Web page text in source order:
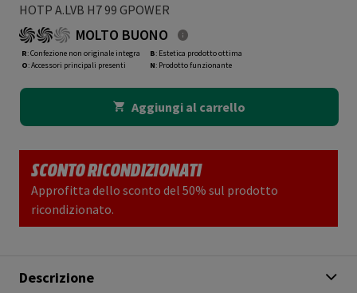
HOTP A.LVB H7 99 GPOWER
MOLTO BUONO
R: Confezione non originale integra
O: Accessori principali presenti
B: Estetica prodotto ottima
N: Prodotto funzionante
Aggiungi al carrello
SCONTO RICONDIZIONATI
Approfitta dello sconto del 50% sul prodotto
ricondizionato.
Descrizione